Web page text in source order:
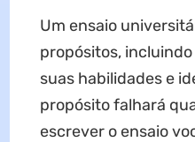
Um ensaio
propósitos,
suas habilidades e
propósito falhará
escrever o ensaio